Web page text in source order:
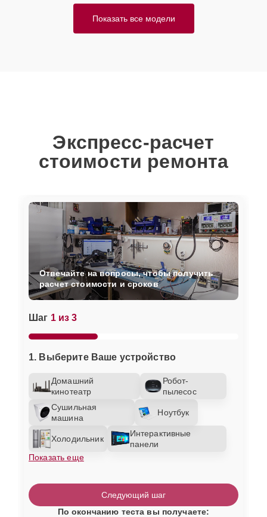
Показать все модели
Экспресс-расчет
стоимости ремонта
Шаг 1 из 3
1. Выберите Ваше устройство
Домашний
кинотеатр
Робот-
пылесос
Сушильная
машина
Ноутбук
Холодильник
Интерактивные
панели
Показать еще
Отвечайте на вопросы, чтобы получить
расчет стоимости и сроков
Следующий шаг
По окончанию теста вы получаете: